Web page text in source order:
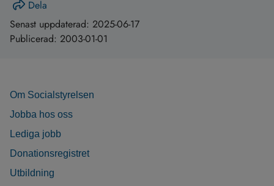
Dela
Senast uppdaterad: 2025-06-17
Publicerad: 2003-01-01
Om Socialstyrelsen
Jobba hos oss
Lediga jobb
Donationsregistret
Utbildning